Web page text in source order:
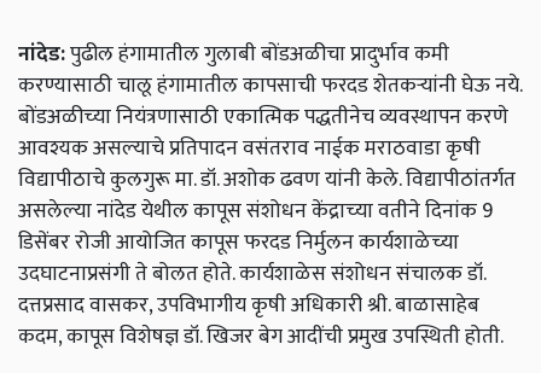
नांदेड:पुढील हंगामातील गुलाबी बोंडअळीचा प्रादुर्भाव कमी
करण्यासाठी चालू हंगामातील कापसाची फरदड शेतकऱ्यांनी घेऊ नये.
बोंडअळीच्‍या नियंत्रणासाठी एकात्मिक पद्धतीनेच व्यवस्थापन करणे
आवश्यक असल्‍याचे प्रतिपादन वसंतराव नाईक मराठवाडा कृषी
विद्यापीठाचे कुलगुरू मा. डॉ. अशोक ढवण यांनी केले. विद्यापीठांतर्गत
असलेल्‍या नांदेड येथील कापूस संशोधन केंद्राच्‍या वतीने दिनांक 9
डिसेंबर रोजी आयोजित कापूस फरदड निर्मुलन कार्यशाळेच्‍या
उदघाटनाप्रसंगी ते बोलत होते. कार्यशाळेस संशोधन संचालक डॉ.
दत्तप्रसाद वासकर, उपविभागीय कृषी अधिकारी श्री. बाळासाहेब
कदम, कापूस विशेषज्ञ डॉ. खिजर बेग आदींची प्रमुख उपस्थिती होती.